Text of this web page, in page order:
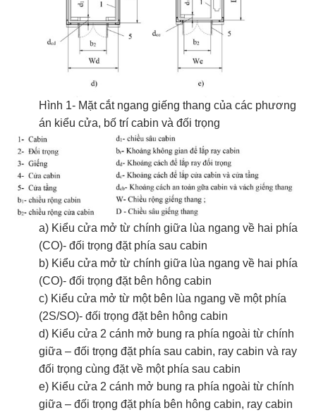
Hình 1- Mặt cắt ngang giếng thang của các phương
án kiểu cửa, bố trí cabin và đối trọng
a) Kiểu cửa mở từ chính giữa lùa ngang về hai phía
(CO)- đối trọng đặt phía sau cabin
b) Kiểu cửa mở từ chính giữa lùa ngang về hai phía
(CO)- đối trọng đặt bên hông cabin
c) Kiểu cửa mở từ một bên lùa ngang về một phía
(2S/SO)- đối trọng đặt bên hông cabin
d) Kiểu cửa 2 cánh mở bung ra phía ngoài từ chính
giữa – đối trọng đặt phía sau cabin, ray cabin và ray
đối trọng cùng đặt về một phía sau cabin
e) Kiểu cửa 2 cánh mở bung ra phía ngoài từ chính
giữa – đối trọng đặt phía bên hông cabin, ray cabin